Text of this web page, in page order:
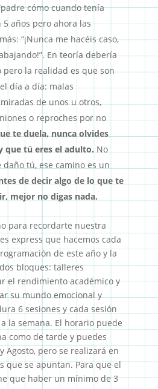
cómo cuando tenía
5 años pero ahora las
“¡Nunca me hacéis caso,
En teoría debería
pero la realidad es que son
día a día: malas
de unos u otros,
o reproches por no
te duela, nunca olvides
que tú eres el adulto. No
daño tú, ese camino es un
de decir algo de lo que te
mejor no digas nada.
para recordarte nuestra
express que hacemos cada
de este año y la
bloques: talleres
el rendimiento académico y
su mundo emocional y
6 sesiones y cada sesión
la semana. El horario puede
como de tarde y puedes
Agosto, pero se realizará en
que se apuntan. Para que el
que haber un mínimo de 3